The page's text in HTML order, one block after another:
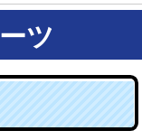
ツ